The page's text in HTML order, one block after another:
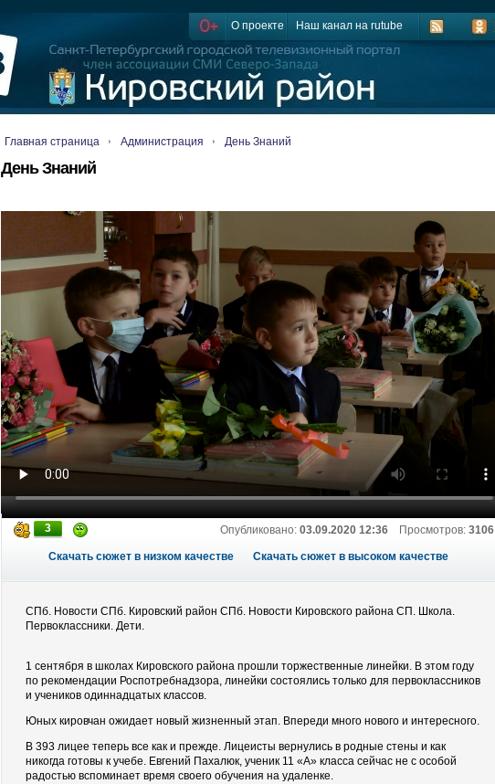
О проекте Наш канал на rutube
Главная страница Администрация День Знаний
День Знаний
3 Опубликовано: 03.09.2020 12:36 Просмотров: 3106
Скачать сюжет в низком качестве Скачать сюжет в высоком качестве
СПб. Новости СПб. Кировский район СПб. Новости Кировского района СП. Школа.
Первоклассники. Дети.
1 сентября в школах Кировского района прошли торжественные линейки. В этом году
по рекомендации Роспотребнадзора, линейки состоялись только для первоклассников
и учеников одиннадцатых классов.
Юных кировчан ожидает новый жизненный этап. Впереди много нового и интересного.
В 393 лицее теперь все как и прежде. Лицеисты вернулись в родные стены и как
никогда готовы к учебе. Евгений Пахалюк, ученик 11 «А» класса сейчас не с особой
радостью вспоминает время своего обучения на удаленке.